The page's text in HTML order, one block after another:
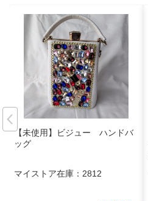
【未使用】ビジュー ハンドバ
ッグ
マイストア在庫： 2812